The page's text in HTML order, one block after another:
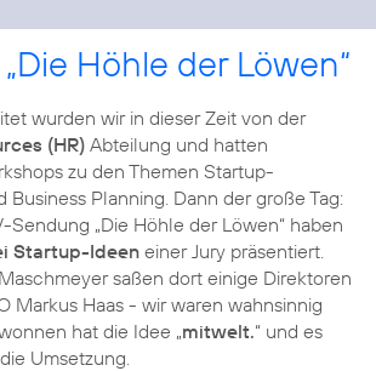
Höhle der Löwen“
wurden wir in dieser Zeit von der
(HR) Abteilung und hatten
zu den Themen Startup-
Business Planning. Dann der große Tag:
Sendung „Die Höhle der Löwen“ haben
Startup-Ideen einer Jury präsentiert.
saßen dort einige Direktoren
Markus Haas - wir waren wahnsinnig
hat die Idee „mitwelt.“ und es
Umsetzung.